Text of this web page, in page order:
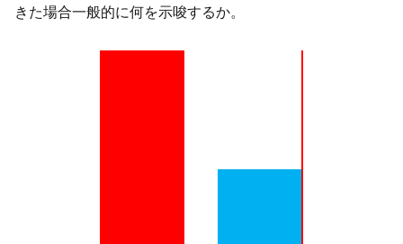
きた場合一般的に何を示唆するか。